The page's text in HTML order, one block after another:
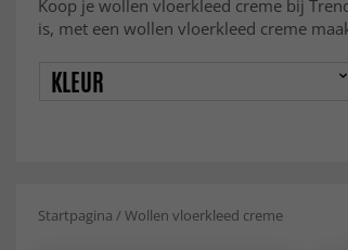
Koop je wollen vloerkleed creme bij
is, met een wollen vloerkleed creme
KLEUR
Startpagina /Wollen vloerkleed creme